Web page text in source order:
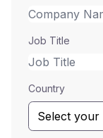
Job Title
Country